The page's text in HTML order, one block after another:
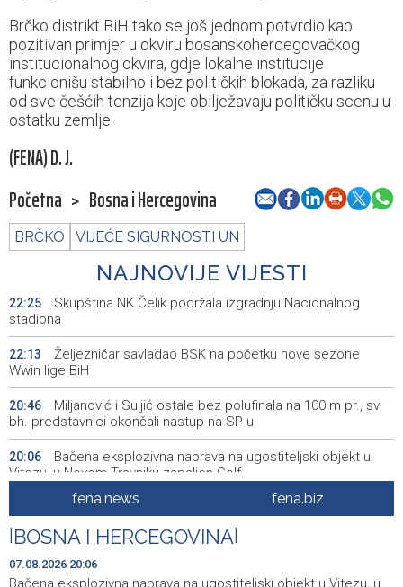
Brčko distrikt BiH tako se još jednom potvrdio kao
pozitivan primjer u okviru bosanskohercegovačkog
institucionalnog okvira, gdje lokalne institucije
funkcionišu stabilno i bez političkih blokada, za razliku
od sve češćih tenzija koje obilježavaju političku scenu u
ostatku zemlje.
(FENA) D. J.
Početna > Bosna i Hercegovina
BRČKO VIJEĆE SIGURNOSTI UN
NAJNOVIJE VIJESTI
22:25
Skupština NK Čelik podržala izgradnju Nacionalnog
stadiona
22:13
Željezničar savladao BSK na početku nove sezone
Wwin lige BiH
20:46
Miljanović i Suljić ostale bez polufinala na 100 m pr., svi
bh. predstavnici okončali nastup na SP-u
20:06
Bačena eksplozivna naprava na ugostiteljski objekt u
Vitezu, u Novom Travniku zapaljen Golf
Galerija ULUPUBiH otvara novu izlagačku sezonu,
predstavlja novi izlagački program
19:44 Faris Dževahirić novi nogometaš Veleža
fena.news fena.biz
BOSNA I HERCEGOVINA
07.08.2026 20:06